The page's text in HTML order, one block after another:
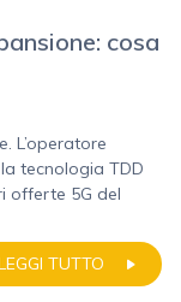
cosa
L’operatore
tecnologia TDD
offerte 5G del
TUTTO